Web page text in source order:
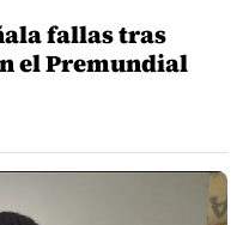
fallas tras
el Premundial